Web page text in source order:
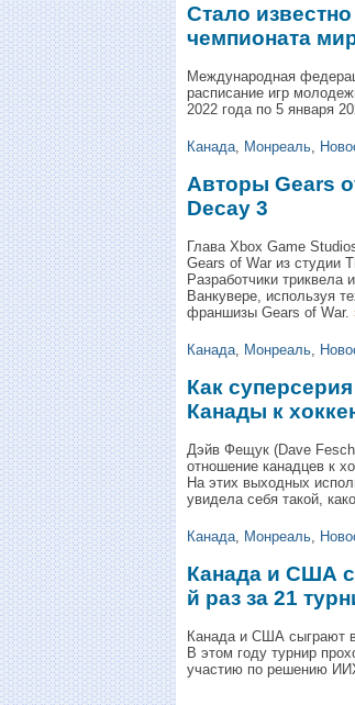
Стало
чемпионата
Международная
расписание игр
2022 года по 5 января
Канада Монреаль
Авторы Gears
Decay 3
Глава Xbox Game
Gears of War из студии
Разработчики триквела
Ванкувере, используя
франшизы Gears of War.
Канада Монреаль
Как
Канады к
Дэйв Фещук (Dave
отношение канадцев к
На этих выходных
увидела себя такой,
Канада Монреаль
Канада и США
й раз за 21
Канада и США сыграют
В этом году турнир
участию по решению